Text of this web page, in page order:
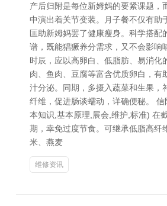
产后归附是每位新姆妈的要紧课题，
中演出着关节变装。月子餐不仅有助
匡助新姆妈罢了健康瘦身。科学搭配
谱，既能猖獗养分需求，又不会影响
时辰，应以高卵白、低脂肪、易消化
肉、鱼肉、豆腐等富含优质卵白，有
汁分泌。同期，多摄入蔬菜和生果，
纤维，促进肠谈蠕动，详确便秘。
本知识,基本原理,展会,维护,标准) 在
期，幸免过度节食。可继承低脂高纤
米、燕麦
维修资讯